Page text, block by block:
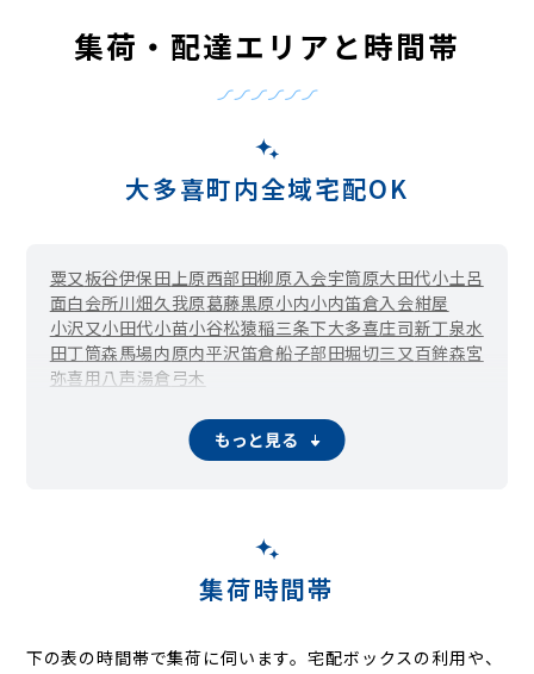
集荷・配達エリアと時間帯
大多喜町内全域宅配OK
粟又板谷伊保田 上原西部田柳原入会宇筒原大田代小土呂
面白会所川畑久我原葛藤黒原小内小内笛倉入会紺屋
小沢又小田代小苗小谷松猿稲三条下大多喜庄司新丁泉水
田丁筒森馬場内原内平沢笛倉船子部田堀切三又百鉾森宮
弥喜用 八声湯倉 弓木
もっと見る
集荷時間帯
下の表の時間帯で集荷に伺います。宅配ボックスの利用や、